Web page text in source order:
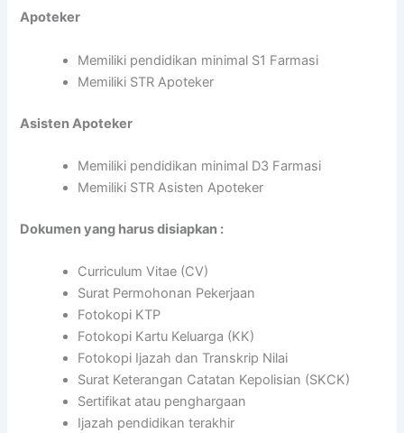
Apoteker
Memiliki pendidikan minimal S1 Farmasi
Memiliki STR Apoteker
Asisten Apoteker
Memiliki pendidikan minimal D3 Farmasi
Memiliki STR Asisten Apoteker
Dokumen yang harus disiapkan :
Curriculum Vitae (CV)
Surat Permohonan Pekerjaan
Fotokopi KTP
Fotokopi Kartu Keluarga (KK)
Fotokopi Ijazah dan Transkrip Nilai
Surat Keterangan Catatan Kepolisian (SKCK)
Sertifikat atau penghargaan
Ijazah pendidikan terakhir